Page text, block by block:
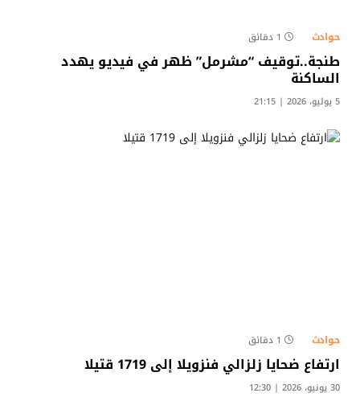
حوادث 1 دقائق
طنجة..توقيف “مشرمل” ظهر في فيديو يهدد
الساكنة​
5 يوليو، 2026 | 21:15
حوادث 1 دقائق
ارتفاع ضحايا زلزالي فنزويلا إلى 1719 قتيلا
30 يونيو، 2026 | 12:30